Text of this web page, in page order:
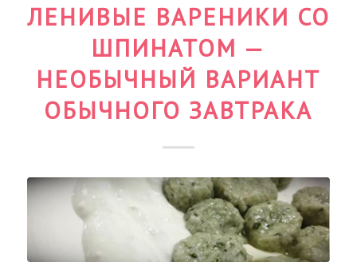
ЛЕНИВЫЕ ВАРЕНИКИ СО
ШПИНАТОМ —
НЕОБЫЧНЫЙ ВАРИАНТ
ОБЫЧНОГО ЗАВТРАКА